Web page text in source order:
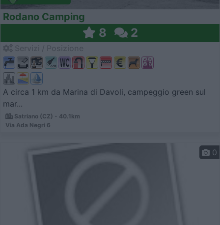
Rodano Camping
8 2
A circa 1 km da Marina di Davoli, campeggio green sul
mar...
Satriano (CZ) - 40.1km
Via Ada Negri 6
0